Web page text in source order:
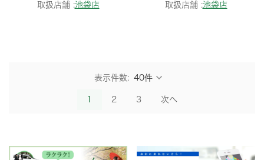
取扱店舗 :池袋店
取扱店舗 :池袋店
表示件数:
2 3 次へ